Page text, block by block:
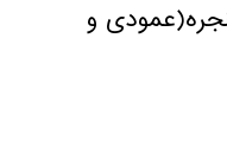
و